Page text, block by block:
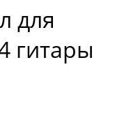
для
гитары